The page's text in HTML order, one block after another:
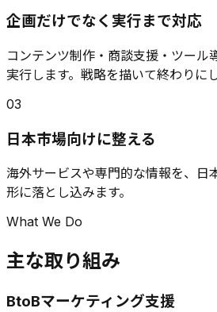
企画だけでなく実行まで対応
コンテンツ制作・商談支援・ツール
実行します。戦略を描いて終わりに
03
日本市場向けに整える
海外サービスや専門的な情報を、日
形に落とし込みます。
What We Do
主な取り組み
BtoBマーケティング支援